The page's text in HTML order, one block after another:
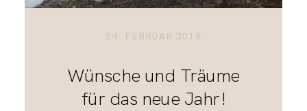
24. FEBRUAR 2018
Wünsche und Träume
für das neue Jahr!